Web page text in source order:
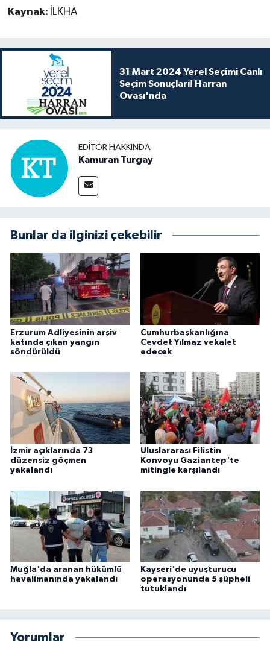
Kaynak: İLKHA
31 Mart 2024 Yerel Seçimi Canlı
Seçim Sonuçları! Harran
Ovası'nda
EDITÖR HAKKINDA
Kamuran Turgay
Bunlar da ilginizi çekebilir
Erzurum Adliyesinin arşiv
katında çıkan yangın
söndürüldü
Cumhurbaşkanlığına
Cevdet Yılmaz vekalet
edecek
İzmir açıklarında 73
düzensiz göçmen
yakalandı
Uluslararası Filistin
Konvoyu Gaziantep'te
mitingle karşılandı
Muğla'da aranan hükümlü
havalimanında yakalandı
Kayseri'de uyuşturucu
operasyonunda 5 şüpheli
tutuklandı
Yorumlar